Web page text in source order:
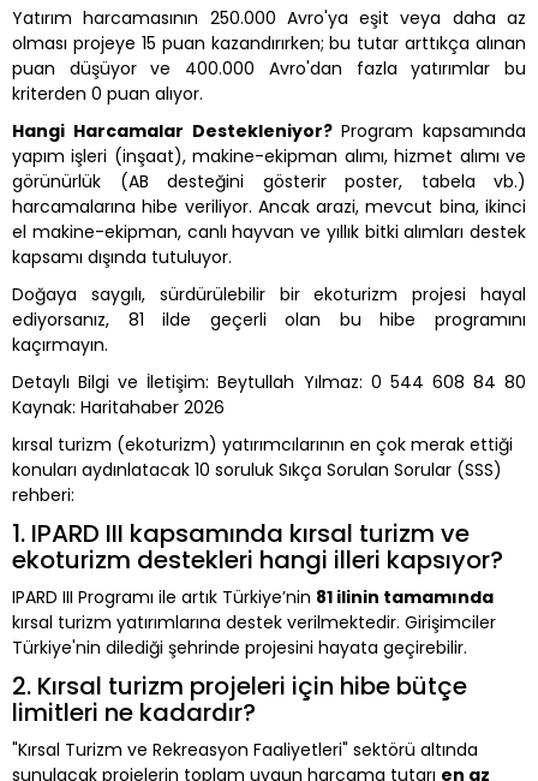
Yatırım harcamasının 250.000 Avro'ya eşit veya daha az
olması projeye 15 puan kazandırırken; bu tutar arttıkça alınan
puan düşüyor ve 400.000 Avro'dan fazla yatırımlar bu
kriterden 0 puan alıyor.
Hangi Harcamalar Destekleniyor?Program kapsamında
yapım işleri (inşaat), makine-ekipman alımı, hizmet alımı ve
görünürlük (AB desteğini gösterir poster, tabela vb.)
harcamalarına hibe veriliyor. Ancak arazi, mevcut bina, ikinci
el makine-ekipman, canlı hayvan ve yıllık bitki alımları destek
kapsamı dışında tutuluyor.
Doğaya saygılı, sürdürülebilir bir ekoturizm projesi hayal
ediyorsanız, 81 ilde geçerli olan bu hibe programını
kaçırmayın.
Detaylı Bilgi ve İletişim: Beytullah Yılmaz: 0 544 608 84 80
Kaynak: Haritahaber 2026
kırsal turizm (ekoturizm) yatırımcılarının en çok merak ettiği
konuları aydınlatacak 10 soruluk Sıkça Sorulan Sorular (SSS)
rehberi:
1. IPARD III kapsamında kırsal turizm ve
ekoturizm destekleri hangi illeri kapsıyor?
IPARD III Programı ile artık Türkiye’nin 81 ilinin tamamında
kırsal turizm yatırımlarına destek verilmektedir. Girişimciler
Türkiye'nin dilediği şehrinde projesini hayata geçirebilir.
2. Kırsal turizm projeleri için hibe bütçe
limitleri ne kadardır?
"Kırsal Turizm ve Rekreasyon Faaliyetleri" sektörü altında
sunulacak projelerin toplam uygun harcama tutarı en az